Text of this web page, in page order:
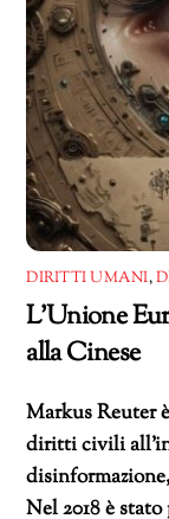
DIRITTI UMANI,
L’Unione
alla Cinese
Markus Reuter
diritti civili
Nel 2018 è